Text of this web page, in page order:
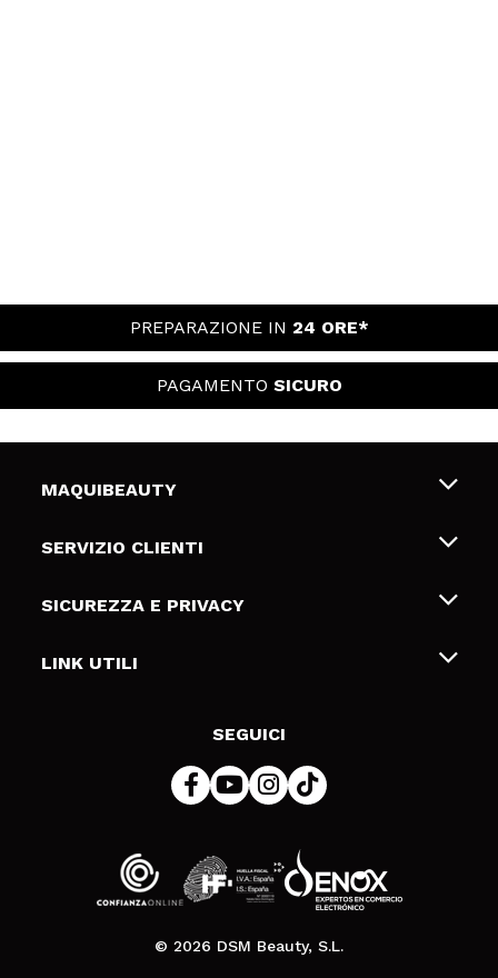
PREPARAZIONE IN 24 ORE*
PAGAMENTO SICURO
MAQUIBEAUTY
Chi siamo
Gift Cards
SERVIZIO CLIENTI
Spedizioni & Resi
Metodi di pagamamento
SICUREZZA E PRIVACY
Termini e condizioni
LINK UTILI
SEGUICI
© 2026 DSM Beauty, S.L.